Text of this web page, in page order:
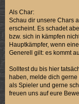
Als Char:
Schau dir unsere Chars
erscheint. Es schadet
bzw. sich in kämpfen
Hauptkämpfer, wenn
Generell gilt: es kommt
Solltest du bis hier
haben, melde dich
als Spieler und gerne
freuen uns auf eure